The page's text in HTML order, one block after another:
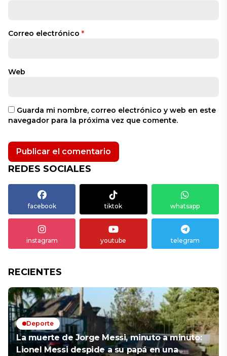
Correo electrónico *
Web
Guarda mi nombre, correo electrónico y web en este
navegador para la próxima vez que comente.
REDES SOCIALES
facebook tiktok whatsapp
instagram youtube telegram
RECIENTES
Deporte
La muerte de Jorge Messi, minuto a minuto:
Lionel Messi despide a su papá en una